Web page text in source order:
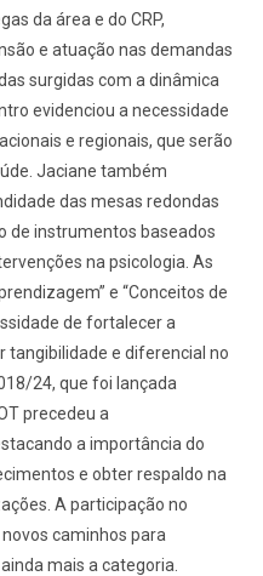
da área e do CRP,
e atuação nas demandas
surgidas com a dinâmica
evidenciou a necessidade
e regionais, que serão
Jaciane também
das mesas redondas
de instrumentos baseados
na psicologia. As
e “Conceitos de
de fortalecer a
tangibilidade e diferencial no
24, que foi lançada
precedeu a
a importância do
e obter respaldo na
A participação no
caminhos para
mais a categoria.